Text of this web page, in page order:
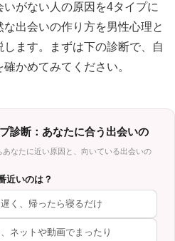
がない人の原因を4タイプに
出会いの作り方を男性心理と
ます。まずは下の診断で、自
かめてみてください。
診断：あなたに合う出会いの
なたに近い原因と、向いている出会いの
近いのは？
く、帰ったら寝るだけ
ネットや動画でまったり